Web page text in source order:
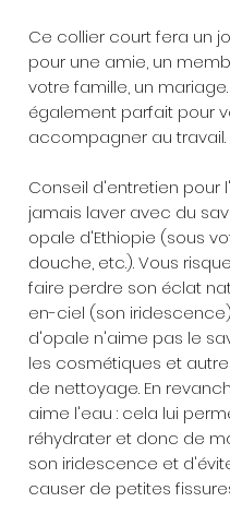
Ce collier court fera un
pour une amie, un
votre famille, un
également parfait pour
accompagner au travail.
Conseil d'entretien pour
jamais laver avec du
opale d'Ethiopie (sous
douche, etc.). Vous
faire perdre son éclat
en-ciel (son
d'opale n'aime pas le
les cosmétiques et
de nettoyage. En
aime l'eau : cela lui
réhydrater et donc de
son iridescence et
causer de petites